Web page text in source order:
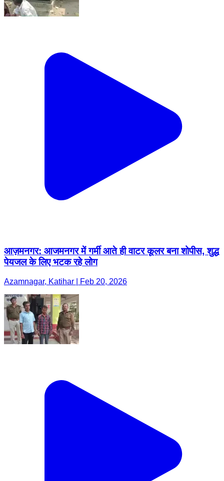
आज़मनगर: आजमनगर में गर्मी आते ही वाटर कूलर बना शोपीस, शुद्ध
पेयजल के लिए भटक रहे लोग
Azamnagar, Katihar | Feb 20, 2026